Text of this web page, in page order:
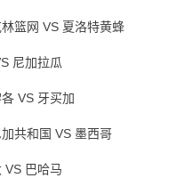
篮网 VS 夏洛特黄蜂
尼加拉瓜
VS 牙买加
共和国 VS 墨西哥
VS 巴哈马